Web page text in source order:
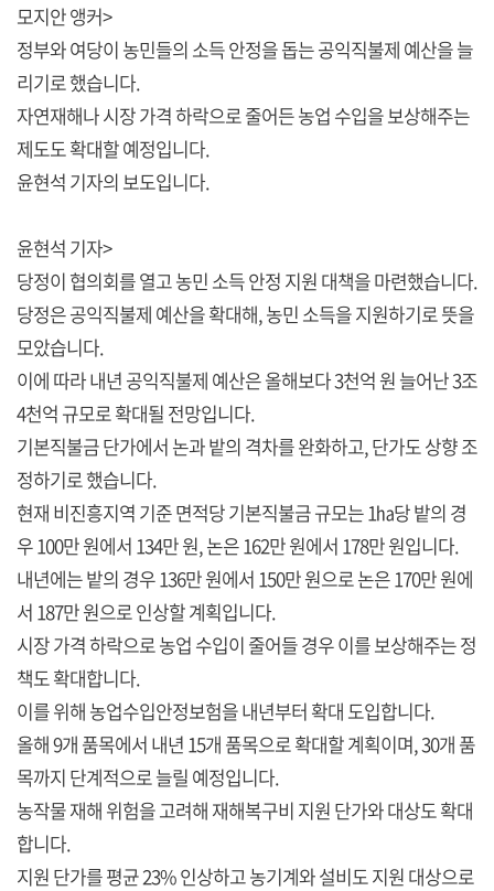
모지안 앵커>
정부와 여당이 농민들의 소득 안정을 돕는 공익직불제 예산을 늘
리기로 했습니다.
자연재해나 시장 가격 하락으로 줄어든 농업 수입을 보상해주는
제도도 확대할 예정입니다.
윤현석 기자의 보도입니다.
윤현석 기자>
당정이 협의회를 열고 농민 소득 안정 지원 대책을 마련했습니다.
당정은 공익직불제 예산을 확대해, 농민 소득을 지원하기로 뜻을
모았습니다.
이에 따라 내년 공익직불제 예산은 올해보다 3천억 원 늘어난 3조
4천억 규모로 확대될 전망입니다.
기본직불금 단가에서 논과 밭의 격차를 완화하고, 단가도 상향 조
정하기로 했습니다.
현재 비진흥지역 기준 면적당 기본직불금 규모는 1㏊당 밭의 경
우 100만 원에서 134만 원, 논은 162만 원에서 178만 원입니다.
내년에는 밭의 경우 136만 원에서 150만 원으로 논은 170만 원에
서 187만 원으로 인상할 계획입니다.
시장 가격 하락으로 농업 수입이 줄어들 경우 이를 보상해주는 정
책도 확대합니다.
이를 위해 농업수입안정보험을 내년부터 확대 도입합니다.
올해 9개 품목에서 내년 15개 품목으로 확대할 계획이며, 30개 품
목까지 단계적으로 늘릴 예정입니다.
농작물 재해 위험을 고려해 재해복구비 지원 단가와 대상도 확대
합니다.
지원 단가를 평균 23% 인상하고 농기계와 설비도 지원 대상으로